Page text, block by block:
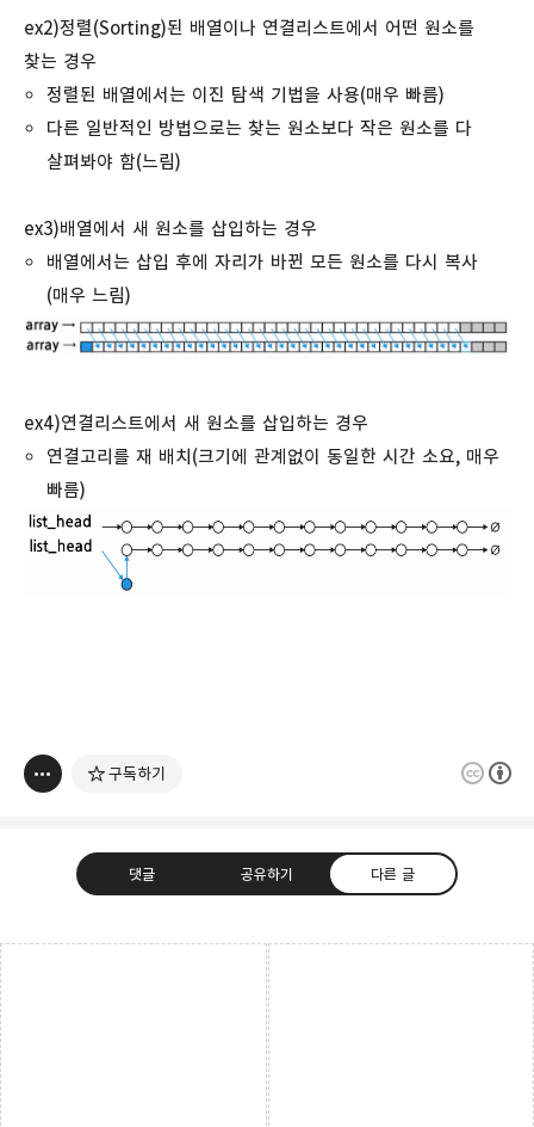
ex2)정렬(Sorting)된 배열이나 연결리스트에서 어떤 원소를
찾는 경우
정렬된 배열에서는 이진 탐색 기법을 사용(매우 빠름)
다른 일반적인 방법으로는 찾는 원소보다 작은 원소를 다
살펴봐야 함(느림)
ex3)배열에서 새 원소를 삽입하는 경우
배열에서는 삽입 후에 자리가 바뀐 모든 원소를 다시 복사
(매우 느림)
ex4)연결리스트에서 새 원소를 삽입하는 경우
연결고리를 재 배치(크기에 관계없이 동일한 시간 소요, 매우
빠름)
구독하기
댓글 공유하기 다른 글
소중한 개발 경험들 또는 지식들을 기록하기 위한